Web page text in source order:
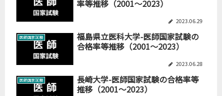
率等推移（2001～2023）
2023.06.29
医師国家試験
福島県立医科大学-医師国家試験の
合格率等推移（2001～2023）
2023.06.28
医師国家試験
長崎大学-医師国家試験の合格率等
推移（2001～2023）